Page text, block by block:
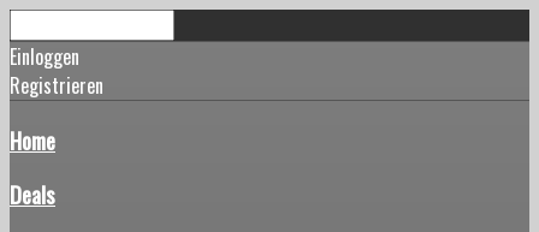
Einloggen
Registrieren
Home
Deals